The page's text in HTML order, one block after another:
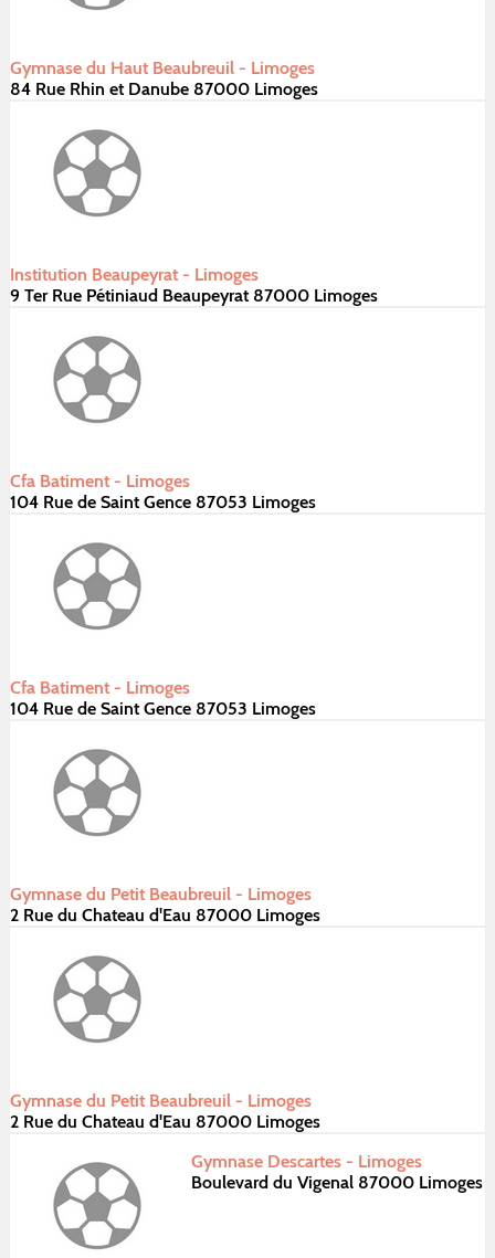
Gymnase du Haut Beaubreuil - Limoges
84 Rue Rhin et Danube 87000 Limoges
Institution Beaupeyrat - Limoges
9 Ter Rue Pétiniaud Beaupeyrat 87000 Limoges
Cfa Batiment - Limoges
104 Rue de Saint Gence 87053 Limoges
Cfa Batiment - Limoges
104 Rue de Saint Gence 87053 Limoges
Gymnase du Petit Beaubreuil - Limoges
2 Rue du Chateau d'Eau 87000 Limoges
Gymnase du Petit Beaubreuil - Limoges
2 Rue du Chateau d'Eau 87000 Limoges
Gymnase Descartes - Limoges
Boulevard du Vigenal 87000 Limoges